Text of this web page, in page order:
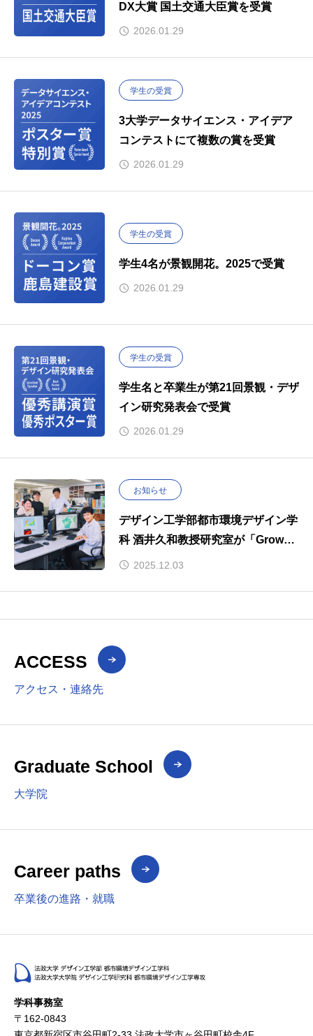
DX大賞 国土交通大臣賞を受賞
2026.01.29
学生の受賞
3大学データサイエンス・アイデア
コンテストにて複数の賞を受賞
2026.01.29
学生の受賞
学生4名が景観開花。2025で受賞
2026.01.29
学生の受賞
学生名と卒業生が第21回景観・デザ
イン研究発表会で受賞
2026.01.29
お知らせ
デザイン工学部都市環境デザイン学
科 酒井久和教授研究室が「Grow～
私が成長できた場所～」で紹介され
2025.12.03
ACCESS
アクセス・連絡先
Graduate School
大学院
Career paths
卒業後の進路・就職
学科事務室
〒162-0843